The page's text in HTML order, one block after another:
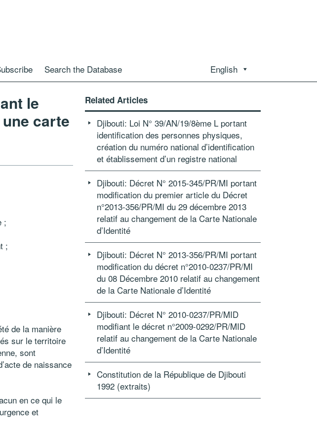
Search the Database English
le
carte
;
;
de la manière
sur le territoire
sont
de naissance
en ce qui le
et
Related Articles
Djibouti: Loi N° 39/AN/19/8ème L portant
identification des personnes physiques,
création du numéro national d’identification
et établissement d’un registre national
Djibouti: Décret N° 2015-345/PR/MI portant
modification du premier article du Décret
n°2013-356/PR/MI du 29 décembre 2013
relatif au changement de la Carte Nationale
d’Identité
Djibouti: Décret N° 2013-356/PR/MI portant
modification du décret n°2010-0237/PR/MI
du 08 Décembre 2010 relatif au changement
de la Carte Nationale d’Identité
Djibouti: Décret N° 2010-0237/PR/MID
modifiant le décret n°2009-0292/PR/MID
relatif au changement de la Carte Nationale
d’Identité
Constitution de la République de Djibouti
1992 (extraits)